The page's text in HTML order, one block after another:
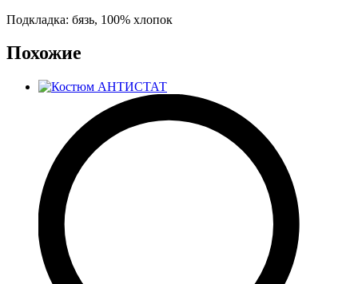
Подкладка: бязь, 100% хлопок
Похожие